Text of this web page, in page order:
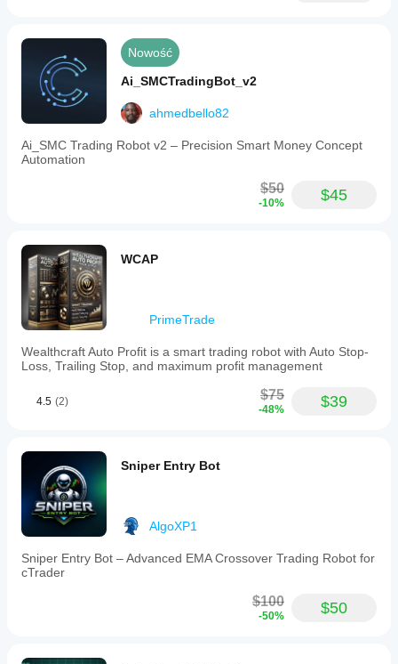
Nowość
Ai_SMCTradingBot_v2
ahmedbello82
Ai_SMC Trading Robot v2 – Precision Smart Money Concept
Automation
$50
-10% $45
WCAP
PrimeTrade
Wealthcraft Auto Profit is a smart trading robot with Auto Stop-
Loss, Trailing Stop, and maximum profit management
4.5 (2) $75
-48% $39
Sniper Entry Bot
AlgoXP1
Sniper Entry Bot – Advanced EMA Crossover Trading Robot for
cTrader
$100
-50% $50